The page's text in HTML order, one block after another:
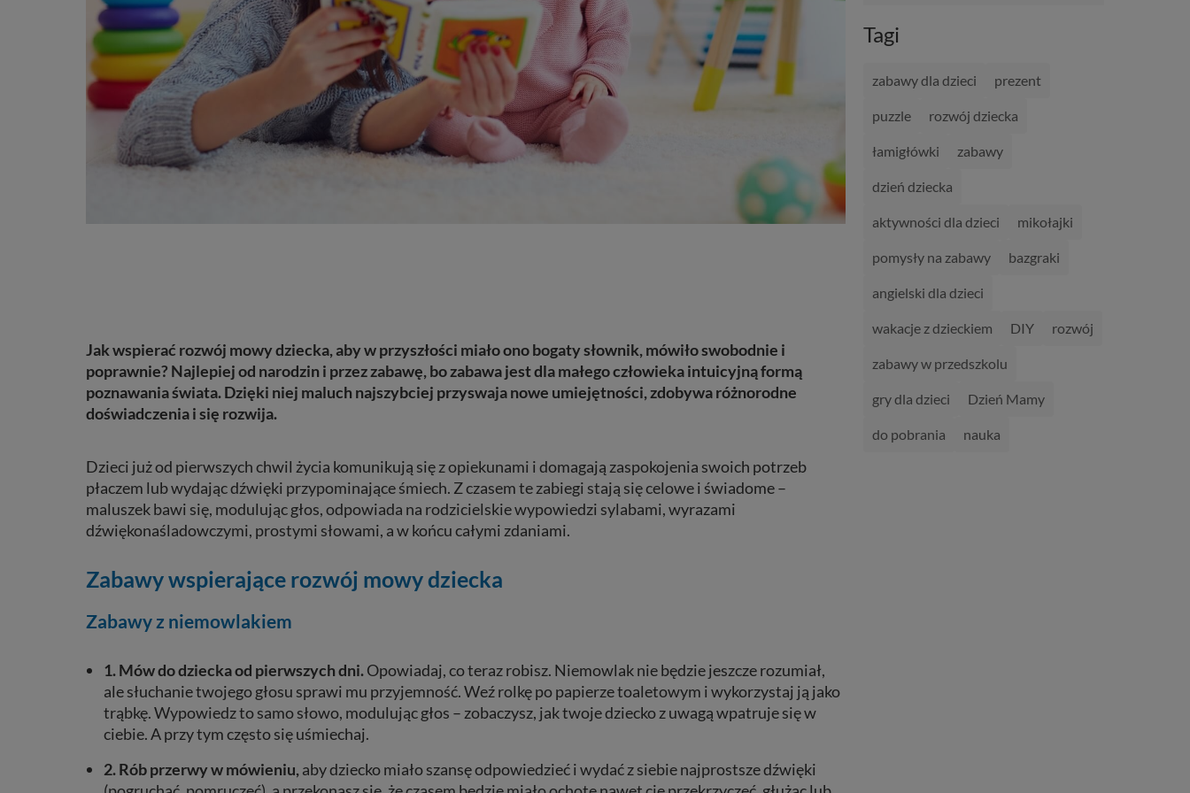
Jakwspierać rozwój mowy dziecka, aby w przyszłości miało ono bogaty słownik, mówiło swobodnie i
poprawnie? Najlepiej od narodzin i przez zabawę, bo zabawa jest dla małego człowieka intuicyjnąformą
poznawania świata. Dzięki niej maluch najszybciej przyswaja nowe umiejętności, zdobywa różnorodne
doświadczenia isię rozwija.
Dzieci już od pierwszych chwil życia komunikują się z opiekunami i domagają zaspokojenia swoich potrzeb
płaczem lub wydając dźwięki przypominające śmiech. Z czasem te zabiegi stają się celowe i świadome –
maluszek bawi się, modulując głos, odpowiada na rodzicielskie wypowiedzi sylabami, wyrazami
dźwiękonaśladowczymi, prostymi słowami, a w końcu całymi zdaniami.
Zabawy wspierające rozwój mowy dziecka
Zabawy z niemowlakiem
1. Mów do dziecka od pierwszych dni.Opowiadaj, co teraz robisz. Niemowlak nie będzie jeszcze rozumiał,
ale słuchanie twojego głosu sprawi mu przyjemność. Weź rolkę po papierze toaletowym i wykorzystaj ją jako
trąbkę. Wypowiedz to samo słowo, modulując głos – zobaczysz, jak twoje dziecko z uwagą wpatruje się w
ciebie. A przy tym często się uśmiechaj.
2. Rób przerwy w mówieniu, aby dziecko miało szansę odpowiedzieć i wydać z siebie najprostsze dźwięki
Tagi
zabawy dla dzieci prezent
puzzle rozwój dziecka
łamigłówki zabawy
dzień dziecka
aktywności dla dzieci mikołajki
pomysły na zabawy bazgraki
angielski dla dzieci
wakacje z dzieckiem DIY rozwój
zabawy w przedszkolu
gry dla dzieci Dzień Mamy
do pobrania nauka